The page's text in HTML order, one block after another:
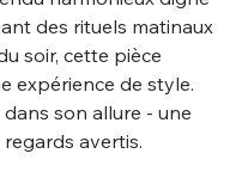
des rituels matinaux
soir, cette pièce
expérience de style.
son allure - une
avertis.